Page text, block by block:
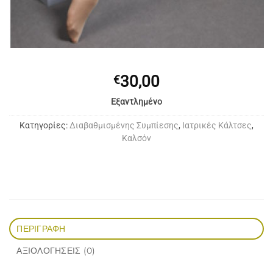
€30,00
Εξαντλημένο
Κατηγορίες: Διαβαθμισμένης Συμπίεσης, Ιατρικές Κάλτσες,
Καλσόν
ΠΕΡΙΓΡΑΦΉ
ΑΞΙΟΛΟΓΉΣΕΙΣ (0)